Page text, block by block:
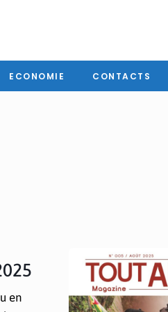
ECONOMIE CONTACTS
en